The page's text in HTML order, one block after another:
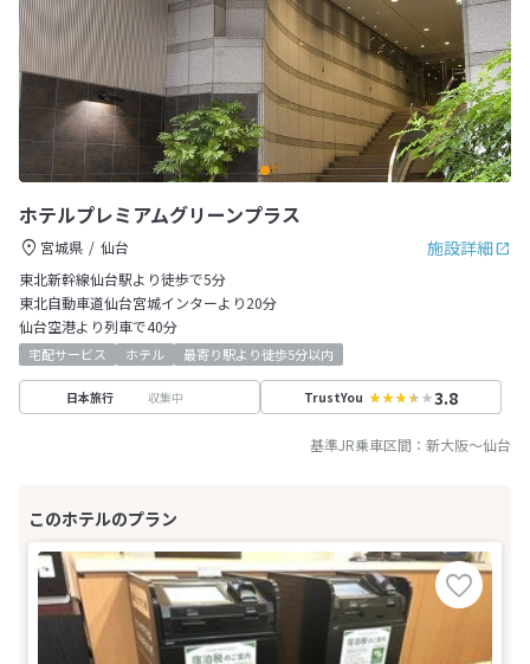
ホテルプレミアムグリーンプラス
施設詳細
宮城県
仙台
東北新幹線仙台駅より徒歩で5分
東北自動車道仙台宮城インターより20分
仙台空港より列車で40分
宅配サービス ホテル 最寄り駅より徒歩5分以内
日本旅行 収集中 TrustYou 3.8
基準JR乗車区間： 新大阪～仙台